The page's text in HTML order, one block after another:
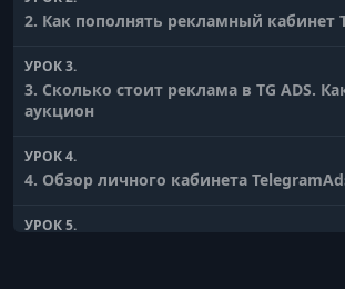
2. Как пополнять рекламный кабинет
УРОК 3.
3. Сколько стоит реклама в TG ADS.
аукцион
УРОК 4.
4. Обзор личного кабинета
УРОК 5.